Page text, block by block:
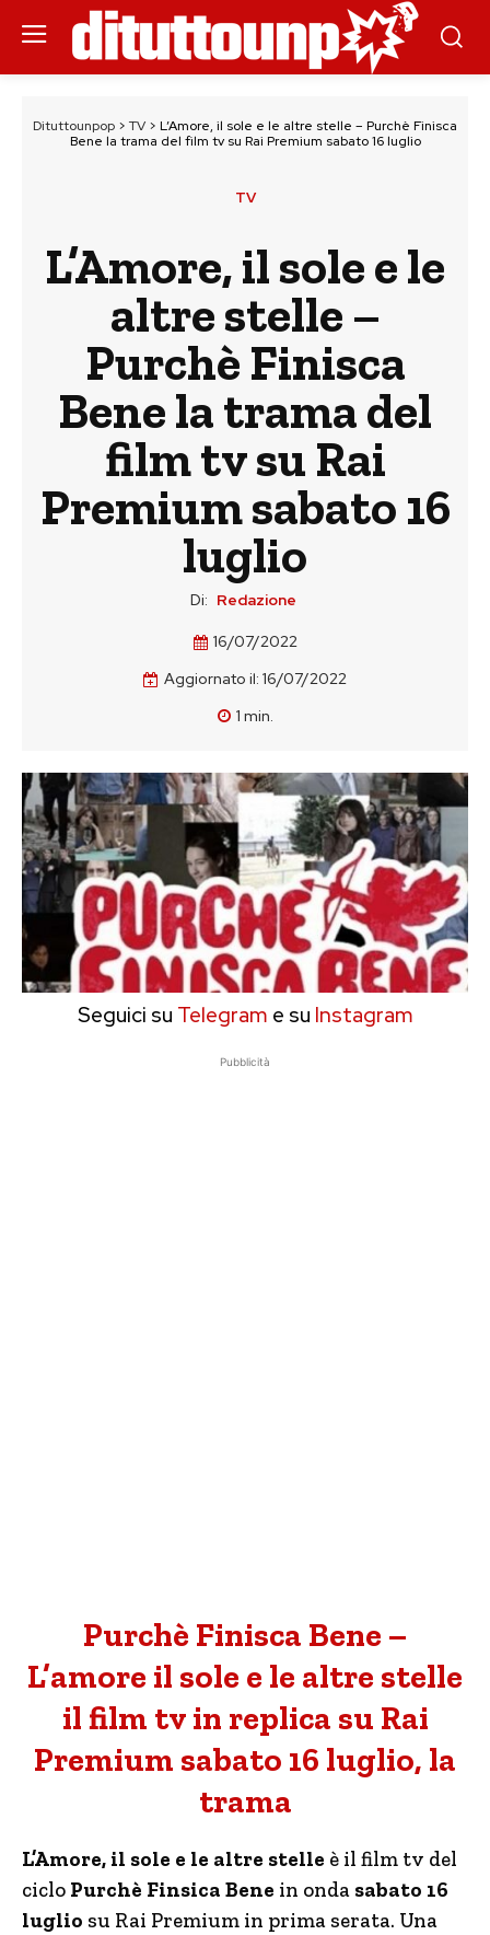
Dituttounpop > TV > L’Amore, il sole e le altre stelle – Purchè Finisca
Bene la trama del film tv su Rai Premium sabato 16 luglio
TV
L’Amore, il sole e le
altre stelle –
Purchè Finisca
Bene la trama del
film tv su Rai
Premium sabato 16
luglio
Di: Redazione
16/07/2022
Aggiornato il: 16/07/2022
1 min.
Seguici su Telegram e su Instagram
Pubblicità
Purchè Finisca Bene –
L’amore il sole e le altre stelle
il film tv in replica su Rai
Premium sabato 16 luglio, la
trama
L’Amore, il sole e le altre stelle è il film tv del
ciclo Purchè Finsica Bene in onda sabato 16
luglio su Rai Premium in prima serata. Una